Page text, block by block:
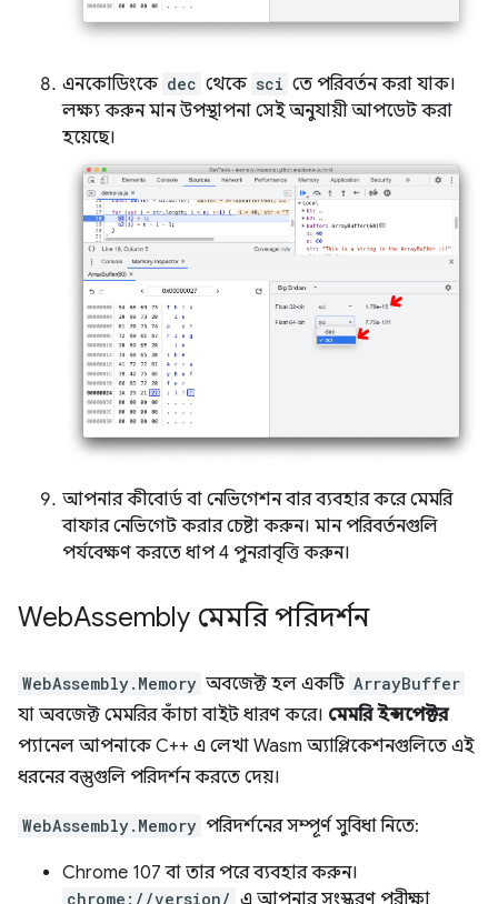
এনকোডিংকে dec থেকে sci তে পরিবর্তন করা যাক।
লক্ষ্য করুন মান উপস্থাপনা সেই অনুযায়ী আপডেট করা
হয়েছে।
আপনার কীবোর্ড বা নেভিগেশন বার ব্যবহার করে মেমরি
বাফার নেভিগেট করার চেষ্টা করুন। মান পরিবর্তনগুলি
পর্যবেক্ষণ করতে ধাপ 4 পুনরাবৃত্তি করুন।
WebAssembly মেমরি পরিদর্শন
WebAssembly.Memory অবজেক্ট হল একটি ArrayBuffer
যা অবজেক্ট মেমরির কাঁচা বাইট ধারণ করে। মেমরি ইন্সপেক্টর
প্যানেল আপনাকে C++ এ লেখা Wasm অ্যাপ্লিকেশনগুলিতে এই
ধরনের বস্তুগুলি পরিদর্শন করতে দেয়।
WebAssembly.Memory পরিদর্শনের সম্পূর্ণ সুবিধা নিতে:
Chrome 107 বা তার পরে ব্যবহার করুন।
chrome://version/